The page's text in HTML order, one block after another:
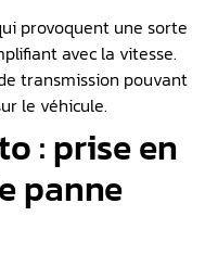
provoquent une sorte
avec la vitesse.
transmission pouvant
le véhicule.
: prise en
panne